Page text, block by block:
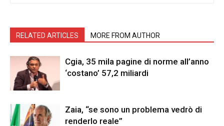
RELATED ARTICLES MORE FROM AUTHOR
Cgia, 35 mila pagine di norme all’anno
‘costano’ 57,2 miliardi
Zaia, “se sono un problema vedrò di
renderlo reale”